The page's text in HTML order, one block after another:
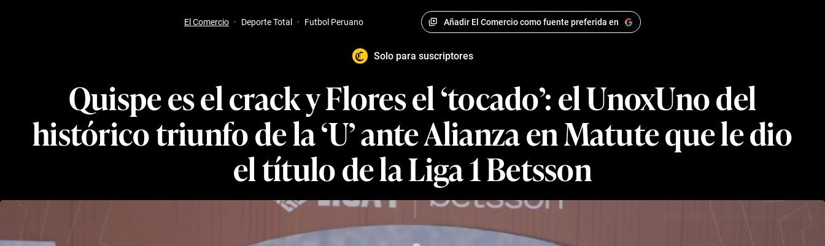
El Comercio · Deporte Total · Futbol Peruano Añadir El Comercio como fuente preferida en
Solo para suscriptores
Quispe es el crack y Flores el ‘tocado’: el UnoxUno del
histórico triunfo de la ‘U’ ante Alianza en Matute que le dio
el título de la Liga 1 Betsson